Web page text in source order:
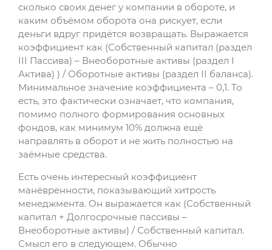
сколько своих денег у компании в обороте, и
каким объёмом оборота она рискует, если
деньги вдруг придётся возвращать. Выражается
коэффициент как (Собственный капитал (раздел
III Пассива) – Внеоборотные активы (раздел I
Актива) ) / Оборотные активы (раздел II баланса).
Минимальное значение коэффициента – 0,1. То
есть, это фактически означает, что компания,
помимо полного формирования основных
фондов, как минимум 10% должна ещё
направлять в оборот и не жить полностью на
заёмные средства.
Есть очень интересный коэффициент
манёвренности, показывающий хитрость
менеджмента. Он выражается как (Собственный
капитал + Долгосрочные пассивы –
Внеоборотные активы) / Собственный капитал.
Смысл его в следующем. Обычно